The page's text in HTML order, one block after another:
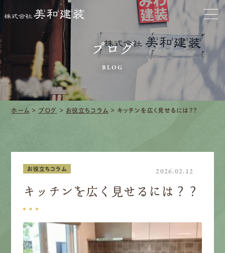
お家をきれいに
会社をきれいに
クリーニング
施工事例
募集要項
ブログ
BLOG
ホーム > ブログ > お役立ちコラム > キッチンを広く見せるには？？
お役立ちコラム 2026.02.12
キッチンを広く見せるには？？